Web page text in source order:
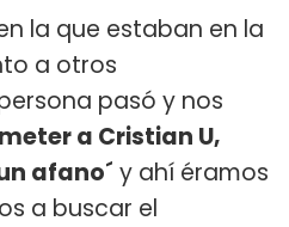
la que estaban en la
a otros
pasó y nos
a Cristian U,
afano´ y ahí éramos
a buscar el